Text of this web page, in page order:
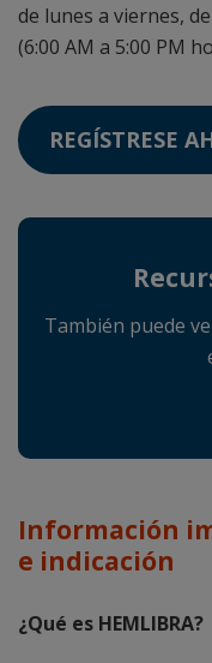
de lunes a viernes,
(6:00 AM a 5:00 PM
REGÍSTRESE
También puede
Información
e indicación
¿Qué es HEMLIBRA?